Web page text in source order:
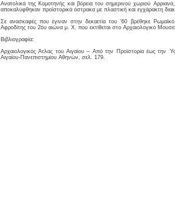
Ανατολικά της Κομοτηνής και βόρεια του σημερινού χωριού
αποκαλύφθηκαν προϊστορικά όστρακα με πλαστική και εγχάρακτη
Σε ανασκαφές που έγιναν στην δεκαετία του '60 βρέθηκε Ρωμαϊκό
Αφροδίτης του 2ου αιώνα μ. Χ. που εκτίθεται στο Αρχαιολογικό
Βιβλιογραφία:
Αρχαιολογικός Άτλας του Αιγαίου – Από την Προϊστορία έως την
Αιγαίου-Πανεπιστημίου Αθηνών, σελ. 179.